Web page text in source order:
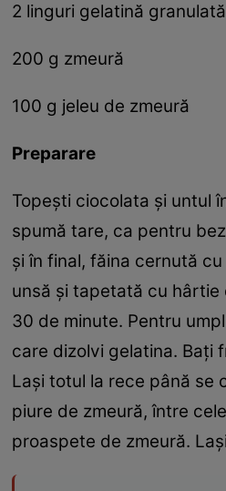
2 linguri gelatină granulată
200 g zmeură
100 g jeleu de zmeură
Preparare
Topeşti ciocolata şi untul
spumă tare, ca pentru
şi în final, făina cernută
unsă şi tapetată cu
30 de minute. Pentru
care dizolvi gelatina. Baţi
Laşi totul la rece până se
piure de zmeură, între
proaspete de zmeură.